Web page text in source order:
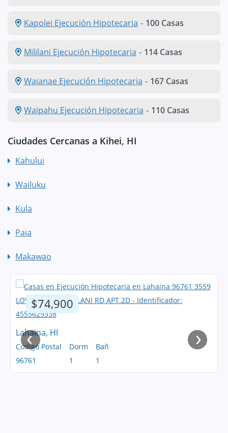
Kapolei Ejecución Hipotecaria - 100 Casas
Mililani Ejecución Hipotecaria - 114 Casas
Waianae Ejecución Hipotecaria - 167 Casas
Waipahu Ejecución Hipotecaria - 110 Casas
Ciudades Cercanas a Kihei, HI
Kahului
Wailuku
Kula
Paia
Makawao
$74,900
Lahaina, HI
Código Postal
96761
Dorm
1
Bañ
1
‹ ›